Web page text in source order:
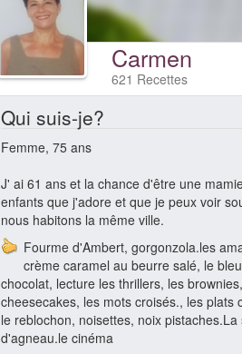
Carmen
621 Recettes
Qui suis-je?
Femme, 75 ans
J' ai 61 ans et la chance d'être une
enfants que j'adore et que je peux voir
nous habitons la même ville.
Fourme d'Ambert, gorgonzola.les
crème caramel au beurre salé, le
chocolat, lecture les thrillers, les
cheesecakes, les mots croisés., les plats
le reblochon, noisettes, noix pistaches.La
d'agneau.le cinéma